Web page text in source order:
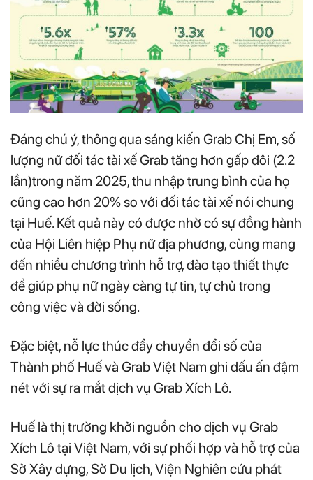
Đáng chú ý, thông qua sáng kiến Grab Chị Em, số
lượng nữ đối tác tài xế Grab tăng hơn gấp đôi (2.2
lần)trong năm 2025, thu nhập trung bình của họ
cũng cao hơn 20% so với đối tác tài xế nói chung
tại Huế. Kết quả này có được nhờ có sự đồng hành
của Hội Liên hiệp Phụ nữ địa phương, cùng mang
đến nhiều chương trình hỗ trợ, đào tạo thiết thực
để giúp phụ nữ ngày càng tự tin, tự chủ trong
công việc và đời sống.
Đặc biệt, nỗ lực thúc đẩy chuyển đổi số của
Thành phố Huế và Grab Việt Nam ghi dấu ấn đậm
nét với sự ra mắt dịch vụ Grab Xích Lô.
Huế là thị trường khởi nguồn cho dịch vụ Grab
Xích Lô tại Việt Nam, với sự phối hợp và hỗ trợ của
Sở Xây dựng, Sở Du lịch, Viện Nghiên cứu phát